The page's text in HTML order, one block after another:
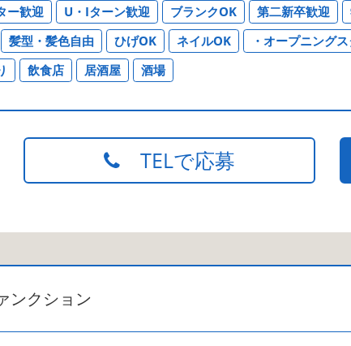
ー歓迎 U・Iターン歓迎 ブランクOK 第二新卒歓迎
髪型・髪色自由 ひげOK ネイルOK ・オープニング
飲食店 居酒屋 酒場
TELで応募
ンクション